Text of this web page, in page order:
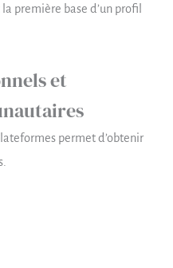
première base d’un profil
et
permet d’obtenir